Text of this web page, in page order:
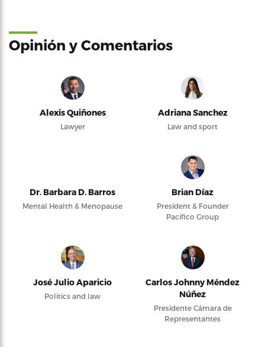
Opinión y Comentarios
Alexis Quiñones
Lawyer
Adriana Sanchez
Law and sport
Dr. Barbara D. Barros
Mental Health & Menopause
Brian Díaz
President & Founder
Pacifico Group
José Julio Aparicio
Politics and law
Carlos Johnny Méndez
Núñez
Presidente Cámara de
Representantes